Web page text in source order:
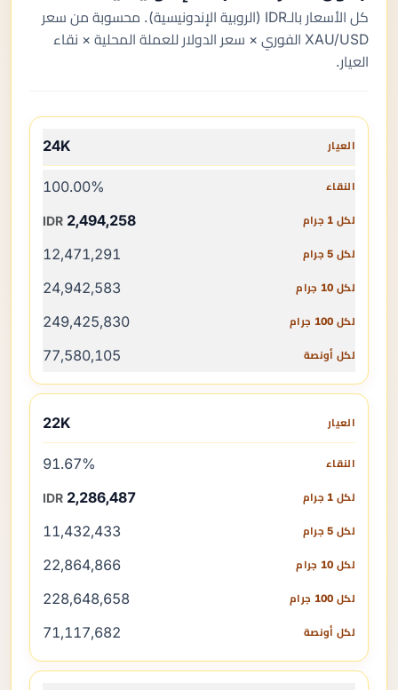
كل الأسعار بالـIDR (الروبية الإندونيسية). محسوبة من سعر
XAU/USD الفوري × سعر الدولار للعملة المحلية × نقاء
العيار.
النقاء
لكل 5 جرام
لكل 10 جرام
لكل 100 جرام
لكل أونصة
24K
100.00%
2,494,258
IDR
12,471,291
24,942,583
249,425,830
77,580,105
22K
91.67%
2,286,487
IDR
11,432,433
22,864,866
228,648,658
71,117,682